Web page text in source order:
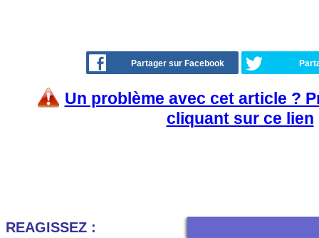
Partager sur Facebook
Un problème avec cet article ?
cliquant sur ce lien
REAGISSEZ :